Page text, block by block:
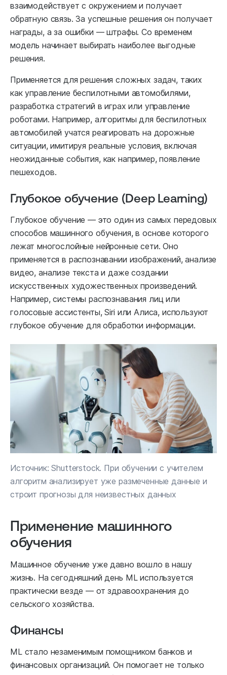
взаимодействует с окружением и получает
обратную связь. За успешные решения он получает
награды, а за ошибки — штрафы. Со временем
модель начинает выбирать наиболее выгодные
решения.
Применяется для решения сложных задач, таких
как управление беспилотными автомобилями,
разработка стратегий в играх или управление
роботами. Например, алгоритмы для беспилотных
автомобилей учатся реагировать на дорожные
ситуации, имитируя реальные условия, включая
неожиданные события, как например, появление
пешеходов.
Глубокое обучение (Deep Learning)
Глубокое обучение — это один из самых передовых
способов машинного обучения, в основе которого
лежат многослойные нейронные сети. Оно
применяется в распознавании изображений, анализе
видео, анализе текста и даже создании
искусственных художественных произведений.
Например, системы распознавания лиц или
голосовые ассистенты, Siri или Алиса, используют
глубокое обучение для обработки информации.
Источник: Shutterstock. При обучении с учителем
алгоритм анализирует уже размеченные данные и
строит прогнозы для неизвестных данных
Применение машинного
обучения
Машинное обучение уже давно вошло в нашу
жизнь. На сегодняшний день ML используется
практически везде — от здравоохранения до
сельского хозяйства.
Финансы
ML стало незаменимым помощником банков и
финансовых организаций. Он помогает не только